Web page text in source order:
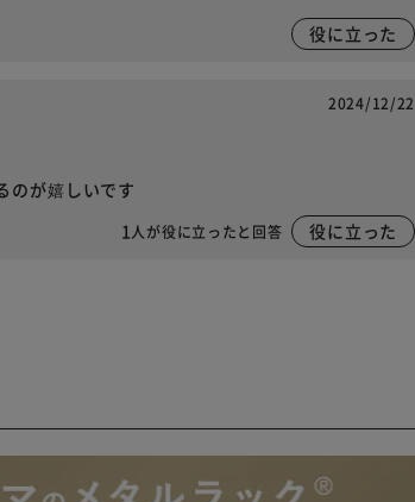
役に立った
2024/12/22
のが嬉しいです
1人が役に立ったと回答 役に立った